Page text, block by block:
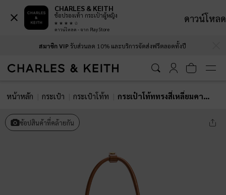
สมาชิก VIPรับส่วนลด 10% และบริการจัดส่งฟรีตลอดทั้งปี
หน้าหลัก กระเป๋า กระเป๋าโท้ท กระเป๋าโท้ททรงสี่เหลี่ยมคางหมูรุ่น Kerry
ช้อปสินค้าที่คล้ายกัน
CHARLES & KEITH
ช้อปรองเท้า กระเป๋าผู้หญิง
ดาวน์โหลด - จาก Play Store
ดาวน์โหลด